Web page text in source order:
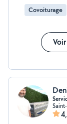
Covoiturage